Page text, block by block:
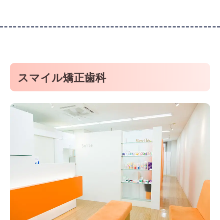
スマイル矯正歯科